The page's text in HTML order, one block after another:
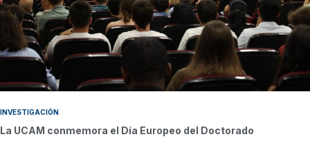
INVESTIGACIÓN
La UCAM conmemora el Día Europeo del Doctorado